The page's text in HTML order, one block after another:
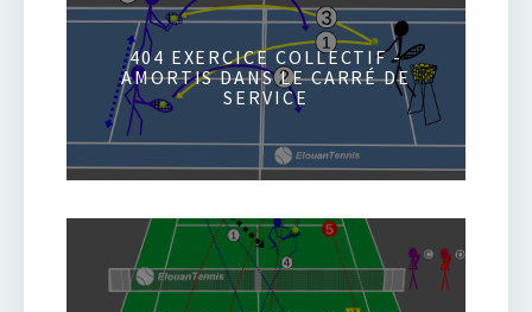
404 EXERCICE COLLECTIF -
AMORTIS DANS LE CARRÉ DE
SERVICE